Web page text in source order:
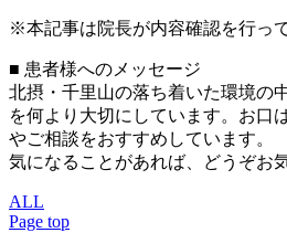
※本記事は院長が内容確認を行っ
■ 患者様へのメッセージ
北摂・千里山の落ち着いた環境の
を何より大切にしています。お口
やご相談をおすすめしています。
気になることがあれば、どうぞお
ALL
Page top